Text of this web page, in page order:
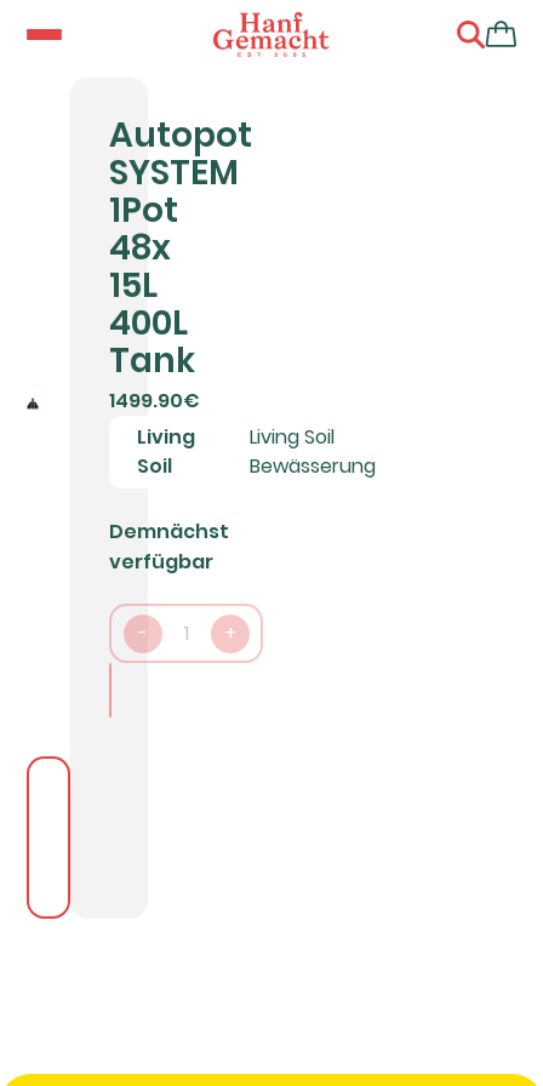
Autopot
SYSTEM
1Pot
48x
15L
400L
Tank
1499.90€
Living
Soil
Living Soil
Bewässerung
Demnächst
verfügbar
- 1 +